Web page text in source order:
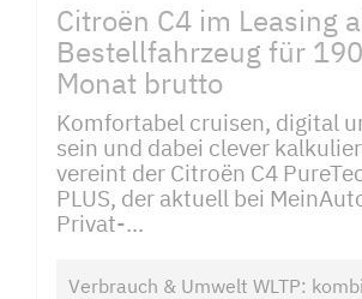
Citroën C4 im Leasing
Bestellfahrzeug für
Monat brutto
Komfortabel cruisen, digital
sein und dabei clever
vereint der Citroën C4
PLUS, der aktuell bei
Privat-...
Verbrauch & Umwelt WLTP: